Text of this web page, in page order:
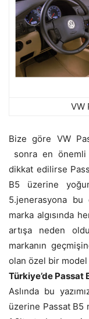
VW
Bize göre VW
sonra en önemli
dikkat edilirse
B5 üzerine
5.jenerasyona bu
marka algısında
artışa neden
markanın
olan özel bir
Türkiye’de
Aslında bu
üzerine Passat B5